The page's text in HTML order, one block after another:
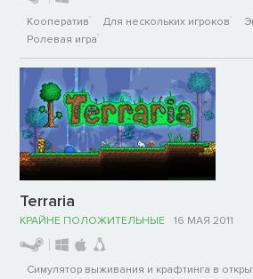
Кооператив Для нескольких игроков
Ролевая игра
Terraria
КРАЙНЕ ПОЛОЖИТЕЛЬНЫЕ 16 МАЯ 2011
Симулятор выживания и крафтинга в